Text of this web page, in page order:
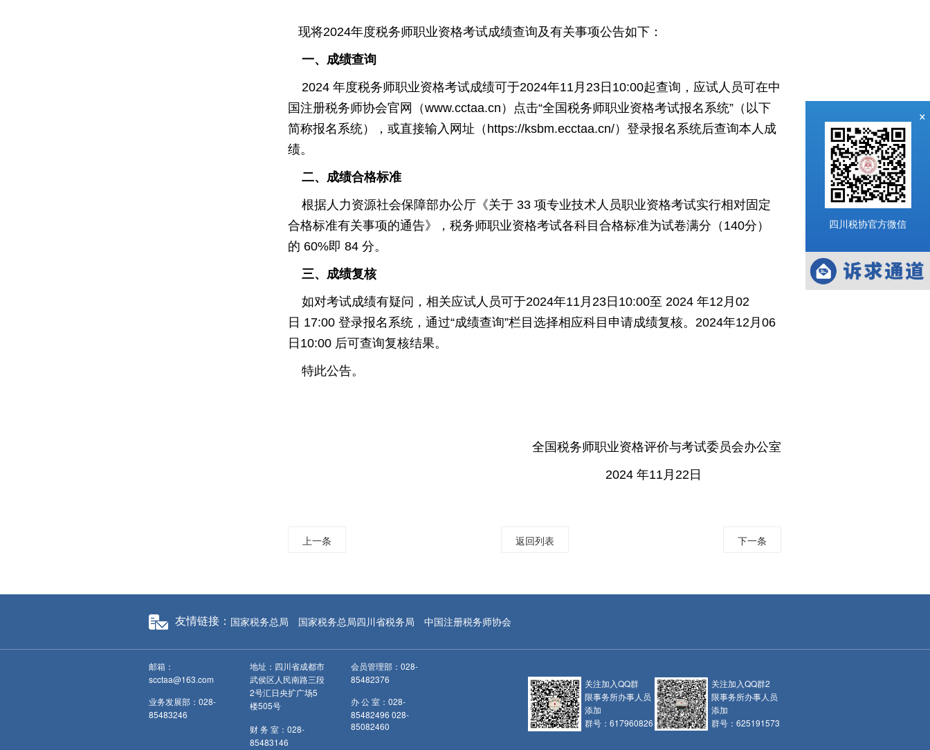
×
四川税协官方微信
现将2024年度税务师职业资格考试成绩查询及有关事项公告如下：
一、成绩查询
2024 年度税务师职业资格考试成绩可于2024年11月23 日 10:00起查询，应试人员可在中
国注册税务师协会官网（www.cctaa.cn ）点击“全国税务师职业资格考试报名系统”（以下
简称报名系统），或直接输入网址（ https://ksbm.ecctaa.cn/）登录报名系统后查询本人成
绩。
二、成绩合格标准
根据人力资源社会保障部办公厅《关于 33项专业技术人员职业资格考试实行相对固定
合格标准有关事项的通告》，税务师职业资格考试各科目合格标准为试卷满分（ 140分）
的 60%即 84分。
三、成绩复核
如对考试成绩有疑问，相关应试人员可于2024年11月23 日 10:00至2024年12月02
日 17:00登录报名系统，通过“成绩查询”栏目选择相应科目申请成绩复核。2024年12月06
日 10:00 后可查询复核结果。
特此公告。
全国税务师职业资格评价与考试委员会办公室
2024 年11月 22日
上一条 返回列表 下一条
友情链接： 国家税务总局 国家税务总局四川省税务局 中国注册税务师协会
邮箱：
scctaa@163.com
业务发展部：028-
85483246
地址：四川省成都市
武侯区人民南路三段
2号汇日央扩广场5
楼505号
财 务 室：028-
85483146
会员管理部：028-
85482376
办 公 室：028-
85482496 028-
85082460
关注加入QQ群
限事务所办事人员
添加
群号：617960826
关注加入QQ群2
限事务所办事人员
添加
群号：625191573